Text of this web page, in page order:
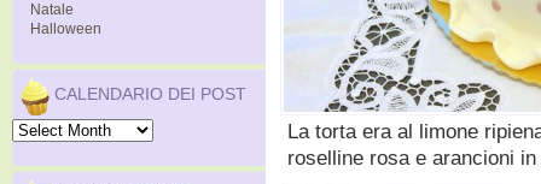
Natale
Halloween
CALENDARIO DEI POST
La torta era al limone
roselline rosa e arancioni